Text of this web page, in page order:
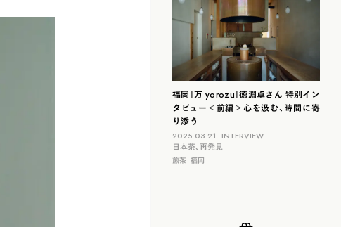
福岡［万 yorozu］徳淵卓さん 特別イン
タビュー＜前編＞心を汲む、時間に寄
り添う
2025.03.21 INTERVIEW
日本茶、再発見
煎茶 福岡